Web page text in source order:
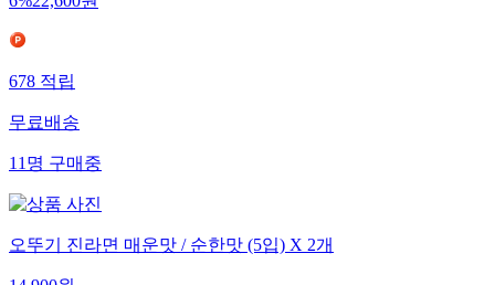
6%22,600원
678적립
무료배송
11명구매중
오뚜기 진라면 매운맛 / 순한맛 (5입) X 2개